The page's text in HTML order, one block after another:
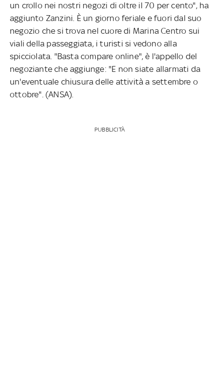
un crollo nei nostri negozi di oltre il 70 per cento", ha
aggiunto Zanzini. È un giorno feriale e fuori dal suo
negozio che si trova nel cuore di Marina Centro sui
viali della passeggiata, i turisti si vedono alla
spicciolata. "Basta compare online", è l'appello del
negoziante che aggiunge: "E non siate allarmati da
un'eventuale chiusura delle attività a settembre o
ottobre". (ANSA).
PUBBLICITÀ